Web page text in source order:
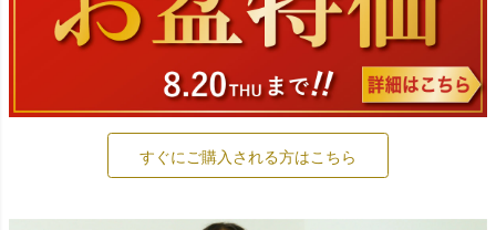
すぐにご購入される方はこちら